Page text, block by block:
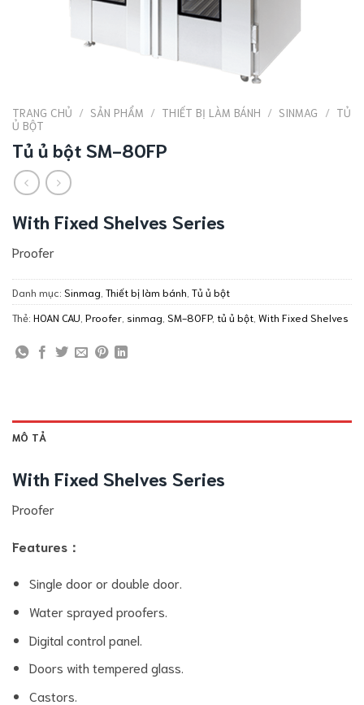
TRANG CHỦ / SẢN PHẨM / THIẾT BỊ LÀM BÁNH / SINMAG / TỦ
Ủ BỘT
Tủ ủ bột SM-80FP
With Fixed Shelves Series
Proofer
Danh mục: Sinmag Thiết bị làm bánh Tủ ủ bột
Thẻ: HOAN CAU Proofer sinmag SM-80FP, tủ ủ bột With Fixed Shelves
MÔ TẢ
With Fixed Shelves Series
Proofer
Features：
Single door or double door.
Water sprayed proofers.
Digital control panel.
Doors with tempered glass.
Castors.